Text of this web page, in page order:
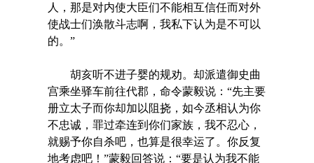
人，那是对内使大臣们不能相互信任而对外
使战士们涣散斗志啊，我私下认为是不可以
的。”
胡亥听不进子婴的规劝。却派遣御史曲
宫乘坐驿车前往代郡，命令蒙毅说：“先主要
册立太子而你却加以阻挠，如今丞相认为你
不忠诚，罪过牵连到你们家族，我不忍心，
就赐予你自杀吧，也算是很幸运了。你反复
地考虑吧！”蒙毅回答说：“要是认为我不能